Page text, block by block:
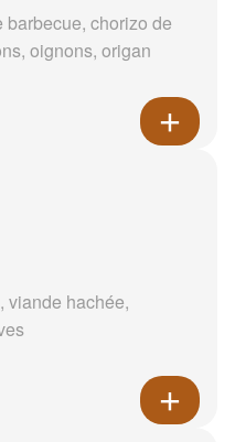
barbecue, chorizo de
oignons, origan
viande hachée,